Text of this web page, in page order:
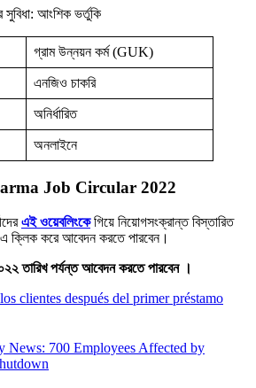
সুবিধা: আংশিক ভর্তুকি
গ্রাম উন্নয়ন কর্ম (GUK)
এনজিও চাকরি
অনির্ধারিত
অনলাইনে
Job Circular 2022
এই ওয়েবলিংকেগিয়ে নিয়োগসংক্রান্ত বিস্তারিত
করে আবেদন করতে পারবেন।
তারিখ পর্যন্ত আবেদন করতে পারবেন ।
clientes después del primer préstamo
News: 700 Employees Affected by